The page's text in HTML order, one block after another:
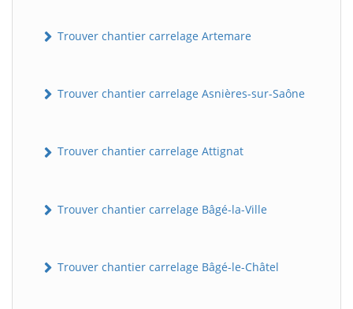
Trouver chantier carrelage Artemare
Trouver chantier carrelage Asnières-sur-Saône
Trouver chantier carrelage Attignat
Trouver chantier carrelage Bâgé-la-Ville
Trouver chantier carrelage Bâgé-le-Châtel